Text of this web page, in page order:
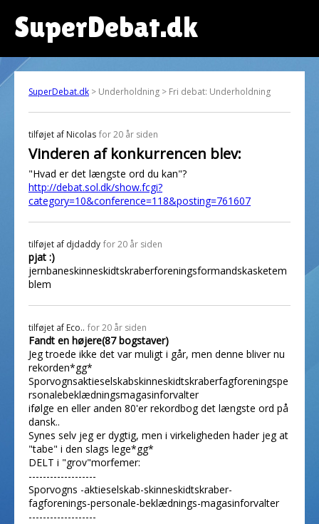
SuperDebat.dk
SuperDebat.dk > Underholdning > Fri debat: Underholdning
tilføjet af Nicolas for 20 år siden
Vinderen af konkurrencen blev:
"Hvad er det længste ord du kan"?
http://debat.sol.dk/show.fcgi?
category=10&conference=118&posting=761607
tilføjet af djdaddy for 20 år siden
pjat :)
jernbaneskinneskidtskraberforeningsformandskasketem
blem
tilføjet af Eco.. for 20 år siden
Fandt en højere(87 bogstaver)
Jeg troede ikke det var muligt i går, men denne bliver nu
rekorden*gg*
Sporvognsaktieselskabskinneskidtskraberfagforeningspe
rsonalebeklædningsmagasinforvalter
ifølge en eller anden 80'er rekordbog det længste ord på
dansk..
Synes selv jeg er dygtig, men i virkeligheden hader jeg at
"tabe" i den slags lege*gg*
DELT i "grov"morfemer:
-------------------
Sporvogns -aktieselskab-skinneskidtskraber-
fagforenings-personale-beklædnings-magasinforvalter
-------------------